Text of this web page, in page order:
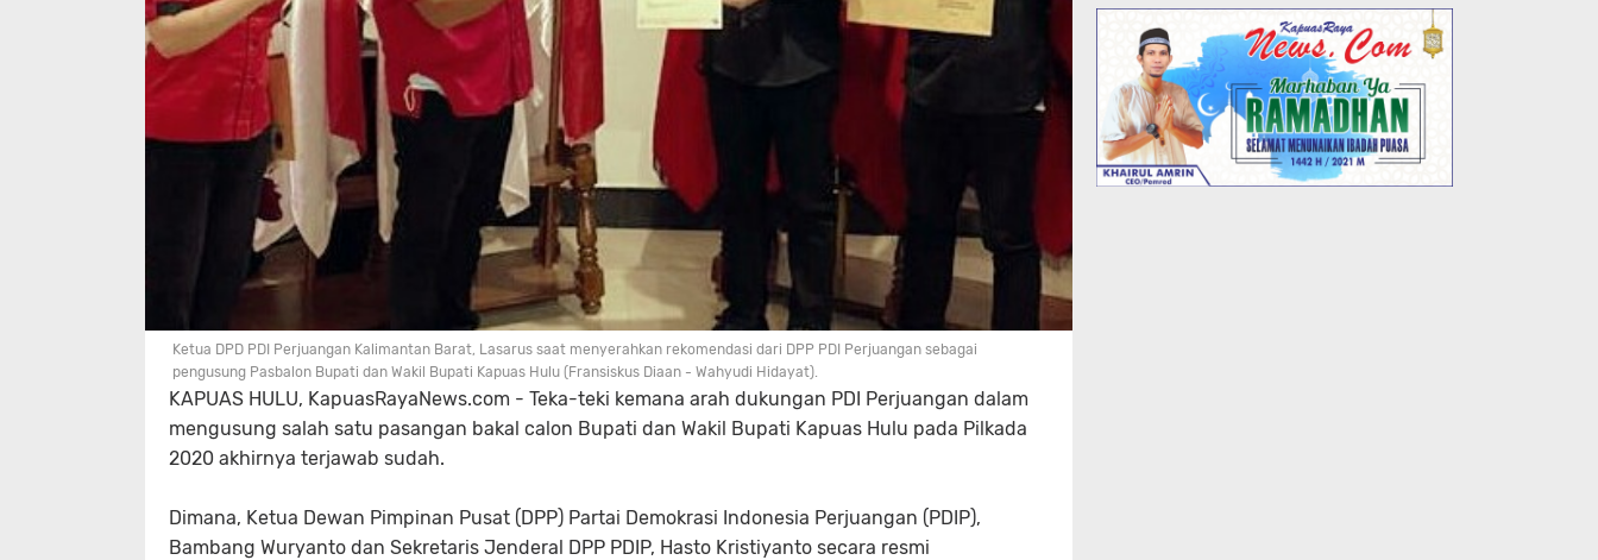
Ketua DPD PDI Perjuangan Kalimantan Barat, Lasarus saat menyerahkan rekomendasi dari DPP PDI Perjuangan sebagai
pengusung Pasbalon Bupati dan Wakil Bupati Kapuas Hulu (Fransiskus Diaan - Wahyudi Hidayat).
KAPUAS HULU, KapuasRayaNews.com - Teka-teki kemana arah dukungan PDI Perjuangan dalam
mengusung salah satu pasangan bakal calon Bupati dan Wakil Bupati Kapuas Hulu pada Pilkada
2020 akhirnya terjawab sudah.
Dimana, Ketua Dewan Pimpinan Pusat (DPP) Partai Demokrasi Indonesia Perjuangan (PDIP),
Bambang Wuryanto dan Sekretaris Jenderal DPP PDIP, Hasto Kristiyanto secara resmi